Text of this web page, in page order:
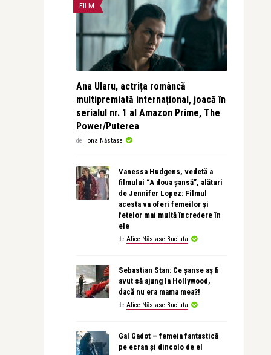
FILM
Ana Ularu, actrița româncă
multipremiată internațional, joacă în
serialul nr. 1 al Amazon Prime, The
Power/Puterea
de Ilona Năstase
Vanessa Hudgens, vedetă a
filmului “A doua șansă”, alături
de Jennifer Lopez: Filmul
acesta va oferi femeilor și
fetelor mai multă încredere în
ele
de Alice Năstase Buciuta
Sebastian Stan: Ce șanse aș fi
avut să ajung la Hollywood,
dacă nu era mama mea?!
de Alice Năstase Buciuta
Gal Gadot – femeia fantastică
pe ecran și dincolo de el